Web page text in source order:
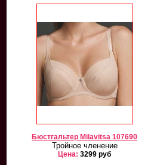
Бюстгальтер Milavitsa 107690
Тройное членение
Цена: 3299 руб